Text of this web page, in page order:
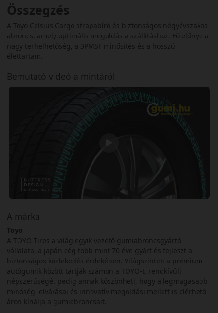
Összegzés
A Toyo Celsius Cargo strapabíró és biztonságos négyévszakos
abroncs, amely optimális megoldás a szállításhoz. Fő előnye a
nagy terhelhetőség, a 3PMSF minősítés és a hosszú
élettartam.
Bemutató videó a mintáról
A márka
Toyo
A TOYO Tires a világ egyik vezető gumiabroncsgyártó
vállalata, a japán cég több mint 70 éve gyárt és fejleszt a
biztonságos közlekedés érdekében. Világszinten a prémium
autógumik között tartják számon a TOYO-t, rendkívüli
népszerűségét pedig annak köszönheti, hogy a legmagasabb
minőségi elvárásai és innovatív megoldási mellett is elérhető
áron kínálja a gumiabroncsait.